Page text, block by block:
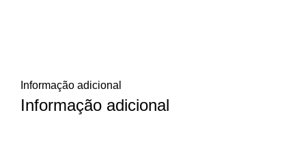
Informação adicional
Informação adicional